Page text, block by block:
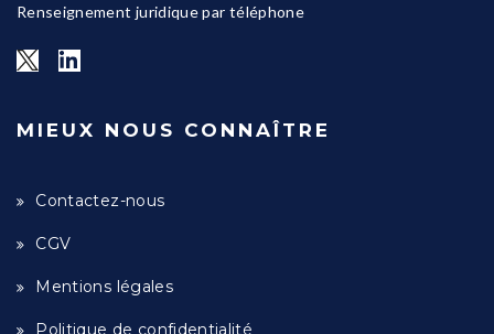
Renseignement juridique par téléphone
MIEUX NOUS CONNAÎTRE
Contactez-nous
CGV
Mentions légales
Politique de confidentialité